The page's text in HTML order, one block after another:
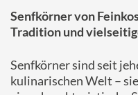
Senfkörner von
Tradition und
Senfkörner sind seit
kulinarischen Welt –